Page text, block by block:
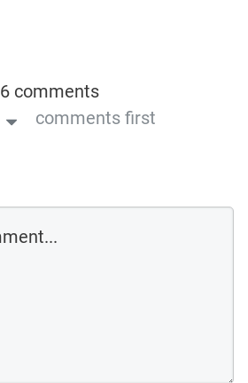
6 comments
comments first